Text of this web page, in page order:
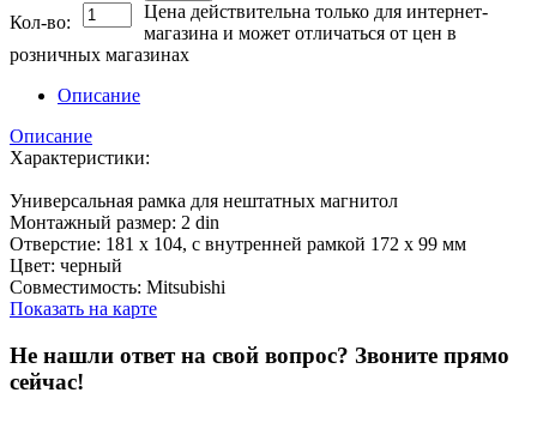
Кол-во:
Цена действительна только для интернет-
магазина и может отличаться от цен в
розничных магазинах
Описание
Описание
Характеристики:
Универсальная рамка для нештатных магнитол
Монтажный размер: 2 din
Отверстие: 181 х 104, с внутренней рамкой 172 х 99 мм
Цвет: черный
Совместимость: Mitsubishi
Показать на карте
Не нашли ответ на свой вопрос? Звоните прямо
сейчас!